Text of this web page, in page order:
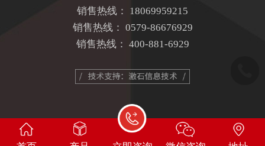
销售热线： 18069959215
销售热线： 0579-86676929
销售热线： 400-881-6929